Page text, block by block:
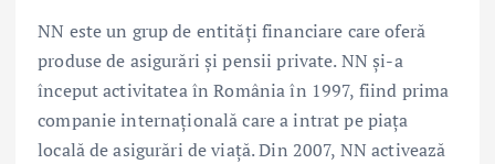
NN este un grup de entități financiare care oferă
produse de asigurări și pensii private. NN și-a
început activitatea în România în 1997, fiind prima
companie internațională care a intrat pe piața
locală de asigurări de viață. Din 2007, NN activează